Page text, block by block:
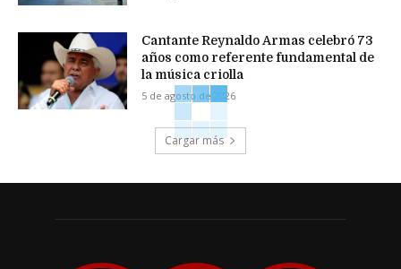
Cantante Reynaldo Armas celebró 73
años como referente fundamental de
la música criolla
5 de agosto de 2026
Cargar más